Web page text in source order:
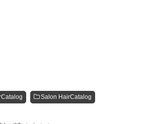
Salon HairCatalog